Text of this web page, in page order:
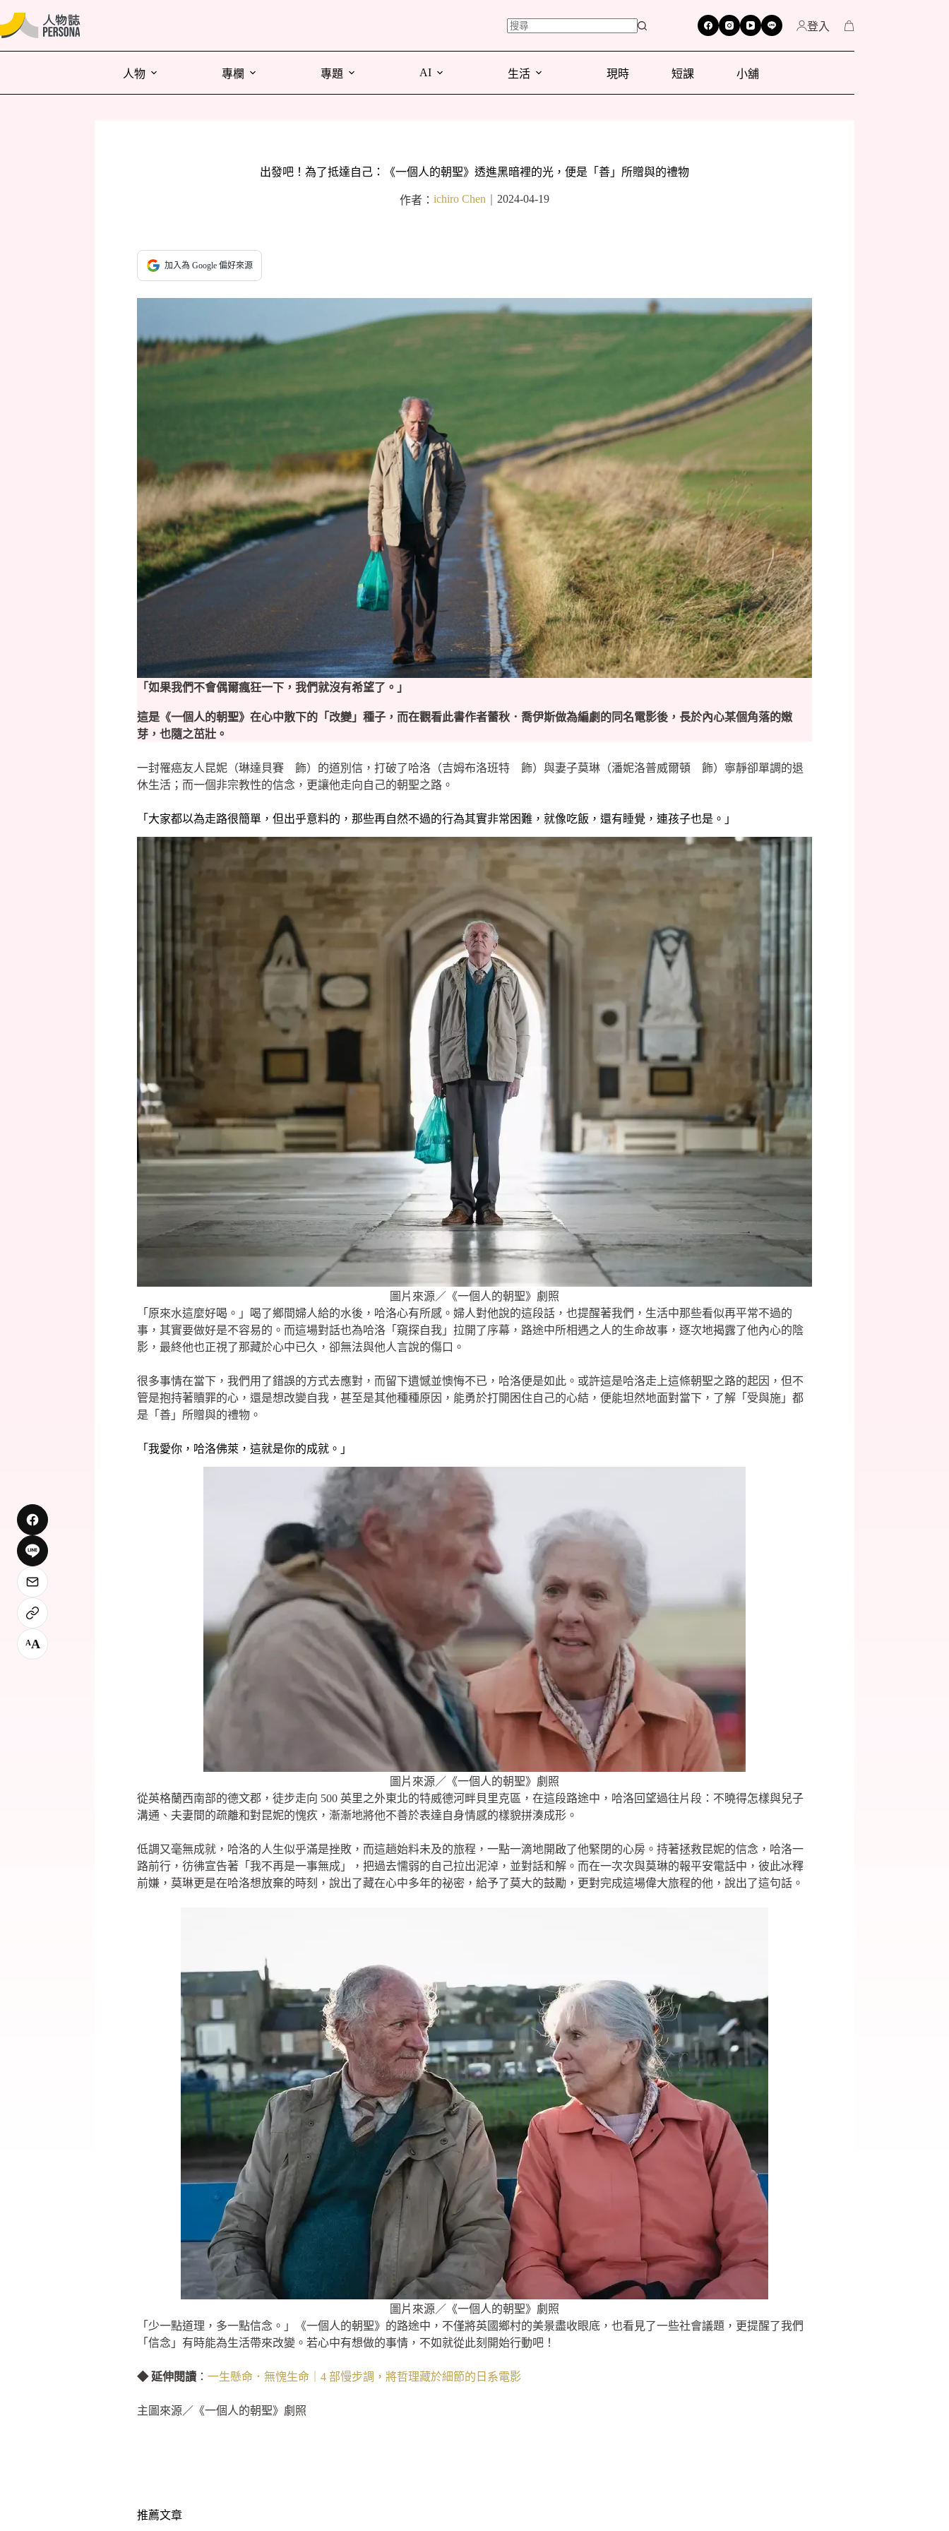
登入
人物 專欄 專題 AI 生活 現時 短課 小舖
出發吧！為了抵達自己：《一個人的朝聖》透進黑暗裡的光，便是「善」所贈與的禮物
作者： ichiro Chen 2024-04-19
加入為 Google 偏好來源
「如果我們不會偶爾瘋狂一下，我們就沒有希望了。」
這是《一個人的朝聖》在心中散下的「改變」種子，而在觀看此書作者蕾秋．喬伊斯做為編劇的同名電影後，長於內心某個角落的嫩
芽，也隨之茁壯。
一封罹癌友人昆妮（琳達貝賽 飾）的道別信，打破了哈洛（吉姆布洛班特 飾）與妻子莫琳（潘妮洛普威爾頓 飾）寧靜卻單調的退
休生活；而一個非宗教性的信念，更讓他走向自己的朝聖之路。
「大家都以為走路很簡單，但出乎意料的，那些再自然不過的行為其實非常困難，就像吃飯，還有睡覺，連孩子也是。」
圖片來源／《一個人的朝聖》劇照
「原來水這麼好喝。」喝了鄉間婦人給的水後，哈洛心有所感。婦人對他說的這段話，也提醒著我們，生活中那些看似再平常不過的
事，其實要做好是不容易的。而這場對話也為哈洛「窺探自我」拉開了序幕，路途中所相遇之人的生命故事，逐次地揭露了他內心的陰
影，最終他也正視了那藏於心中已久，卻無法與他人言說的傷口。
很多事情在當下，我們用了錯誤的方式去應對，而留下遺憾並懊悔不已，哈洛便是如此。或許這是哈洛走上這條朝聖之路的起因，但不
管是抱持著贖罪的心，還是想改變自我，甚至是其他種種原因，能勇於打開困住自己的心結，便能坦然地面對當下，了解「受與施」都
是「善」所贈與的禮物。
「我愛你，哈洛佛萊，這就是你的成就。」
圖片來源／《一個人的朝聖》劇照
從英格蘭西南部的德文郡，徒步走向 500 英里之外東北的特威德河畔貝里克區，在這段路途中，哈洛回望過往片段：不曉得怎樣與兒子
溝通、夫妻間的疏離和對昆妮的愧疚，漸漸地將他不善於表達自身情感的樣貌拼湊成形。
低調又毫無成就，哈洛的人生似乎滿是挫敗，而這趟始料未及的旅程，一點一滴地開啟了他緊閉的心房。持著拯救昆妮的信念，哈洛一
路前行，彷彿宣告著「我不再是一事無成」，把過去懦弱的自己拉出泥淖，並對話和解。而在一次次與莫琳的報平安電話中，彼此冰釋
前嫌，莫琳更是在哈洛想放棄的時刻，說出了藏在心中多年的祕密，給予了莫大的鼓勵，更對完成這場偉大旅程的他，說出了這句話。
圖片來源／《一個人的朝聖》劇照
「少一點道理，多一點信念。」《一個人的朝聖》的路途中，不僅將英國鄉村的美景盡收眼底，也看見了一些社會議題，更提醒了我們
「信念」有時能為生活帶來改變。若心中有想做的事情，不如就從此刻開始行動吧！
◆ 延伸閱讀 ： 一生懸命．無愧生命｜4 部慢步調，將哲理藏於細節的日系電影
主圖來源／《一個人的朝聖》劇照
推薦文章
AA